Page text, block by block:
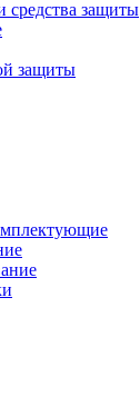
защиты
защиты